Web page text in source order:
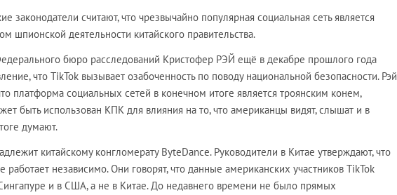
законодатели считают, что чрезвычайно популярная социальная сеть является
шпионской деятельности китайского правительства.
бюро расследований Кристофер РЭЙ ещё в декабре прошлого года
что TikTok вызывает озабоченность по поводу национальной безопасности. Рэй
платформа социальных сетей в конечном итоге является троянским конем,
быть использован КПК для влияния на то, что американцы видят, слышат и в
думают.
китайскому конгломерату ByteDance. Руководители в Китае утверждают, что
работает независимо. Они говорят, что данные американских участников TikTok
и в США, а не в Китае. До недавнего времени не было прямых